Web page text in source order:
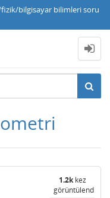
bilgisayar bilimleri soru
1.2kkez
görüntülendi